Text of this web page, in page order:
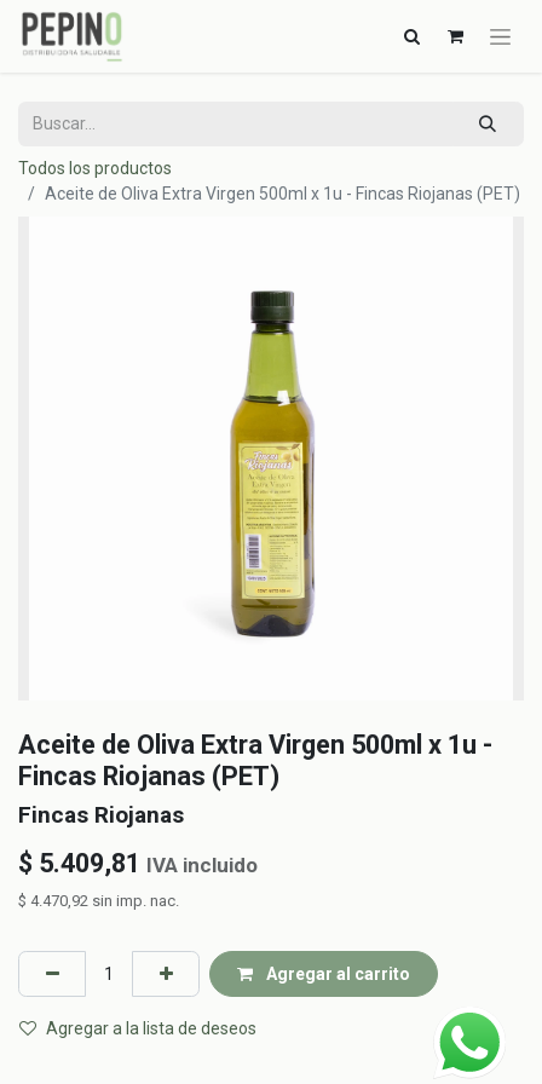
Todos los productos
Aceite de Oliva Extra Virgen 500ml x 1u - Fincas Riojanas (PET)
Aceite de Oliva Extra Virgen 500ml x 1u -
Fincas Riojanas (PET)
Fincas Riojanas
$ 5.409,81 IVA incluido
$ 4.470,92 sin imp. nac.
Agregar al carrito
Agregar a la lista de deseos